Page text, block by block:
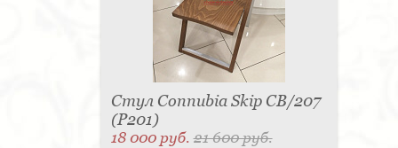
Стул Connubia Skip CB/207
(Р201)
18 000 руб.21 600 руб.